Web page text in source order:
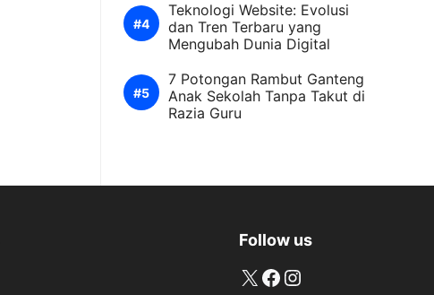
Teknologi Website: Evolusi
dan Tren Terbaru yang
Mengubah Dunia Digital
7 Potongan Rambut Ganteng
Anak Sekolah Tanpa Takut di
Razia Guru
Follow us
X Facebook
Instagram